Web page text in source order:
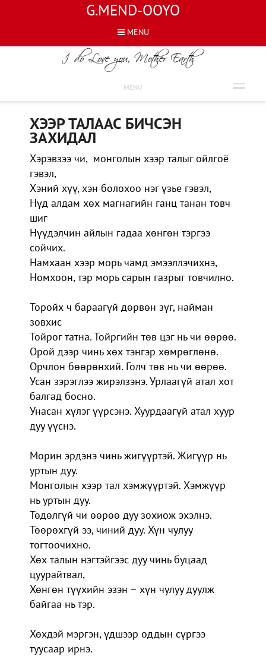
G.MEND-OOYO
MENU
MENU
ШҮЛГҮҮД
ХЭЭР ТАЛААС БИЧСЭН
ЗАХИДАЛ
Хэрэвзээ чи, монголын хээр талыг ойлгоё
гэвэл,
Хэний хүү, хэн болохоо нэг үзье гэвэл,
Нүд алдам хөх магнагийн ганц танан товч
шиг
Нүүдэлчин айлын гадаа хөнгөн тэргээ
сойчих.
Намхаан хээр морь чамд эмээллэчихнэ,
Номхоон, тэр морь сарын газрыг товчилно.
Торойх ч бараагүй дөрвөн зүг, найман
зовхис
Тойрог татна. Тойргийн төв цэг нь чи өөрөө.
Орой дээр чинь хөх тэнгэр хөмрөглөнө.
Орчлон бөөрөнхий. Голч төв нь чи өөрөө.
Усан зэрэглээ жирэлзэнэ. Урлаагүй атал хот
балгад босно.
Унасан хүлэг үүрсэнэ. Хуурдаагүй атал хуур
дуу үүснэ.
Морин эрдэнэ чинь жигүүртэй. Жигүүр нь
уртын дуу.
Монголын хээр тал хэмжүүртэй. Хэмжүүр
нь уртын дуу.
Төдөлгүй чи өөрөө дуу зохиож эхэлнэ.
Төөрөхгүй ээ, чиний дуу. Хүн чулуу
тогтоочихно.
Хөх талын нэгтэйгээс дуу чинь буцаад
цуурайтвал,
Хөнгөн түүхийн эзэн – хүн чулуу дуулж
байгаа нь тэр.
Хөхдэй мэргэн, үдшээр оддын сүргээ
туусаар ирнэ.